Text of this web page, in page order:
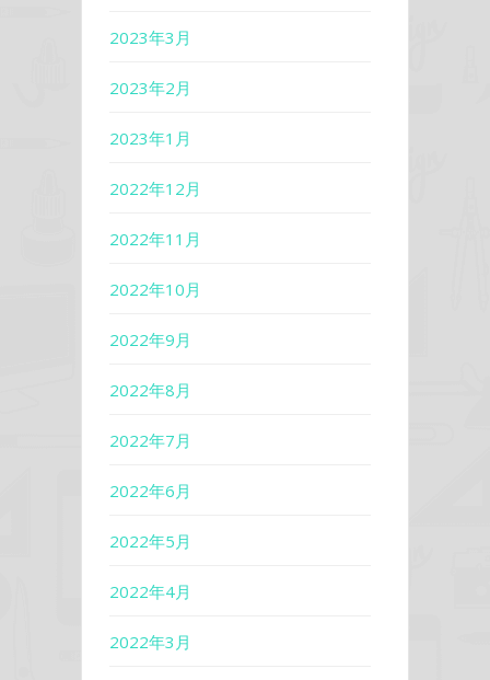
2023年3月
2023年2月
2023年1月
2022年12月
2022年11月
2022年10月
2022年9月
2022年8月
2022年7月
2022年6月
2022年5月
2022年4月
2022年3月